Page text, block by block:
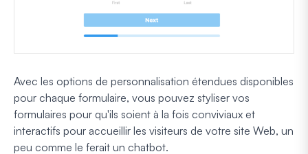
Avec les options de personnalisation étendues disponibles
pour chaque formulaire, vous pouvez styliser vos
formulaires pour qu'ils soient à la fois conviviaux et
interactifs pour accueillir les visiteurs de votre site Web, un
peu comme le ferait un chatbot.